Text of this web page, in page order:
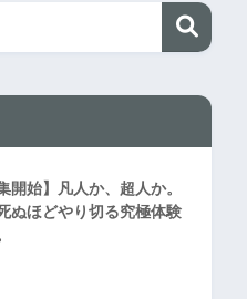
開始】凡人か、超人か。
ぬほどやり切る究極体験